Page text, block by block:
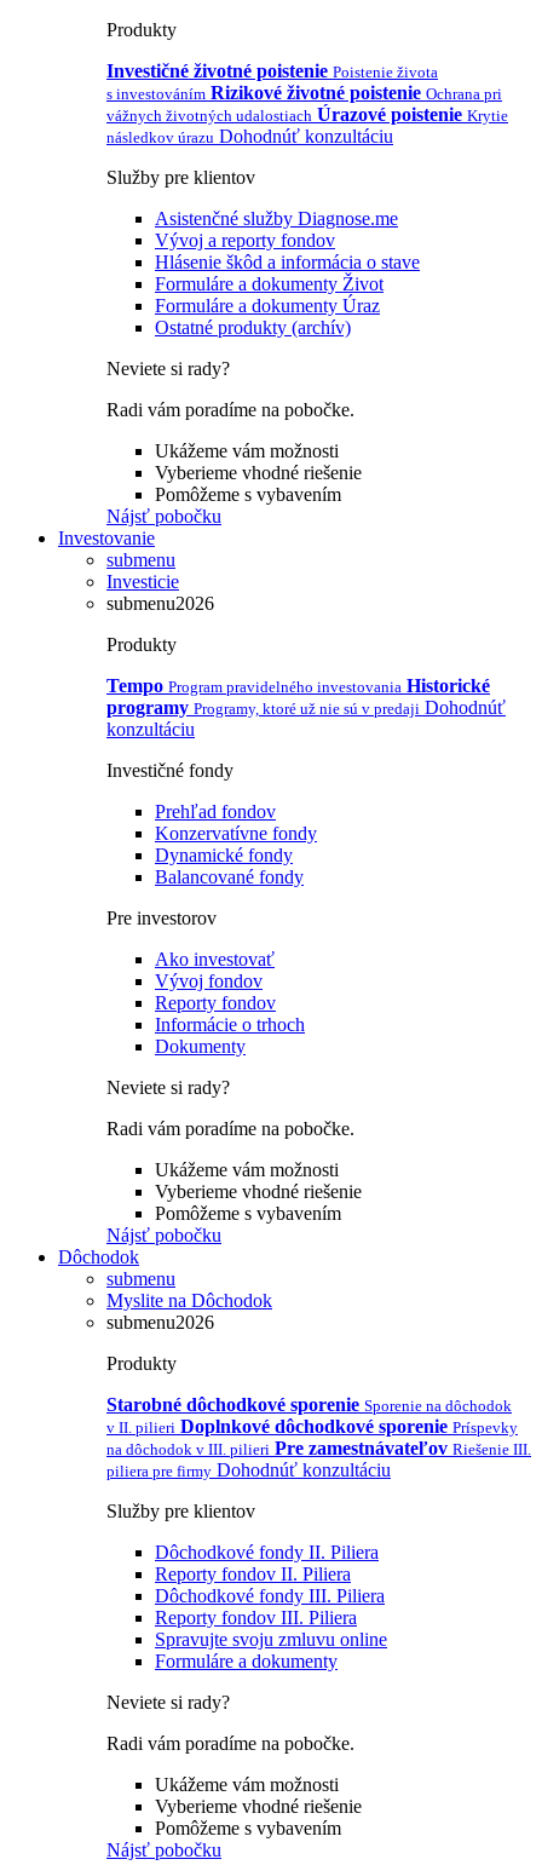
Produkty
Investičné životné poistenie Poistenie života
s investováním Rizikové životné poistenie Ochrana pri
vážnych životných udalostiach Úrazové poistenie Krytie
následkov úrazu Dohodnúť konzultáciu
Služby pre klientov
Asistenčné služby Diagnose.me
Vývoj a reporty fondov
Hlásenie škôd a informácia o stave
Formuláre a dokumenty Život
Formuláre a dokumenty Úraz
Ostatné produkty (archív)
Neviete si rady?
Radi vám poradíme na pobočke.
Ukážeme vám možnosti
Vyberieme vhodné riešenie
Pomôžeme s vybavením
Nájsť pobočku
Investovanie
submenu
Investicie
submenu2026
Produkty
Tempo Program pravidelného investovania Historické
programy Programy, ktoré už nie sú v predaji Dohodnúť
konzultáciu
Investičné fondy
Prehľad fondov
Konzervatívne fondy
Dynamické fondy
Balancované fondy
Pre investorov
Ako investovať
Vývoj fondov
Reporty fondov
Informácie o trhoch
Dokumenty
Neviete si rady?
Radi vám poradíme na pobočke.
Ukážeme vám možnosti
Vyberieme vhodné riešenie
Pomôžeme s vybavením
Nájsť pobočku
Dôchodok
submenu
Myslite na Dôchodok
submenu2026
Produkty
Starobné dôchodkové sporenie Sporenie na dôchodok
v II. pilieri Doplnkové dôchodkové sporenie Príspevky
na dôchodok v III. pilieri Pre zamestnávateľov Riešenie III.
piliera pre firmy Dohodnúť konzultáciu
Služby pre klientov
Dôchodkové fondy II. Piliera
Reporty fondov II. Piliera
Dôchodkové fondy III. Piliera
Reporty fondov III. Piliera
Spravujte svoju zmluvu online
Formuláre a dokumenty
Neviete si rady?
Radi vám poradíme na pobočke.
Ukážeme vám možnosti
Vyberieme vhodné riešenie
Pomôžeme s vybavením
Nájsť pobočku